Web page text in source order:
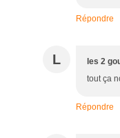
Répondre
L les 2
tout ça
Répondre